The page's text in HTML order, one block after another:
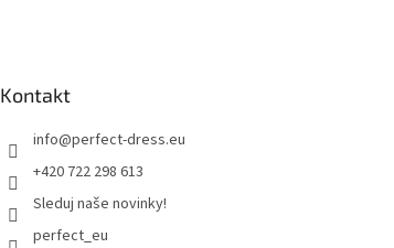
Kontakt
info@perfect-dress.eu
+420 722 298 613
Sleduj naše novinky!
perfect_eu